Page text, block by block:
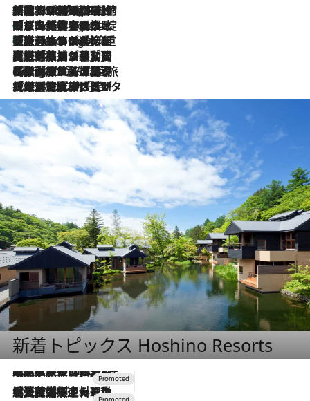
9 Hours Ago
「荷物が増えるほど旅ストレスは増す」美容ジャーナリストがたどり着いた最終結論。“化粧品を劇的に減らす”感動の凝縮美容とは
9 Hours Ago
「旅先には金髪ウィッグを持参」日本と同じメイクでは損してる!? 美容ジャーナリストが提案する“掟破りの旅美容”とは
9 Hours Ago
【厳選旅コスメ】「身軽さ＆UV対策重視！」ヘアアーティストshucoが選んだ夏旅ベストコスメを発表【Mサイズジップ】
2026.8.5
【厳選旅コスメ】国内をあちこち移動する河井菜摘が選んだ夏旅ベストコスメ発表！「リラックスアイテムはマスト」【Mサイズジップ】
2026.8.4
【厳選旅コスメ】「紫外線＆乾燥対策しながらメイク感も！」ヘア＆メイクGeorgeが選んだ夏旅ベストコスメを発表！【Mサイズジップ】
2026.8.3
【厳選旅コスメ】「保湿もタイパ重視！」“サウナ好き”タレント清水みさとが愛用する夏旅ベストコスメを発表！【Mサイズジップ】
新着トピックス Hoshino Resorts
2026.7.31
【ホテル帰省】という選択肢をOMOが提案。家族とほどよい距離を保つには「昼は実家、夜は気兼ねなくホテルで！」
2026.7.24
【夏限定ディナーコース】旬を迎える稚鮎や花ズッキーニなどをイタリア・トスカーナの郷土料理の手法で満喫！